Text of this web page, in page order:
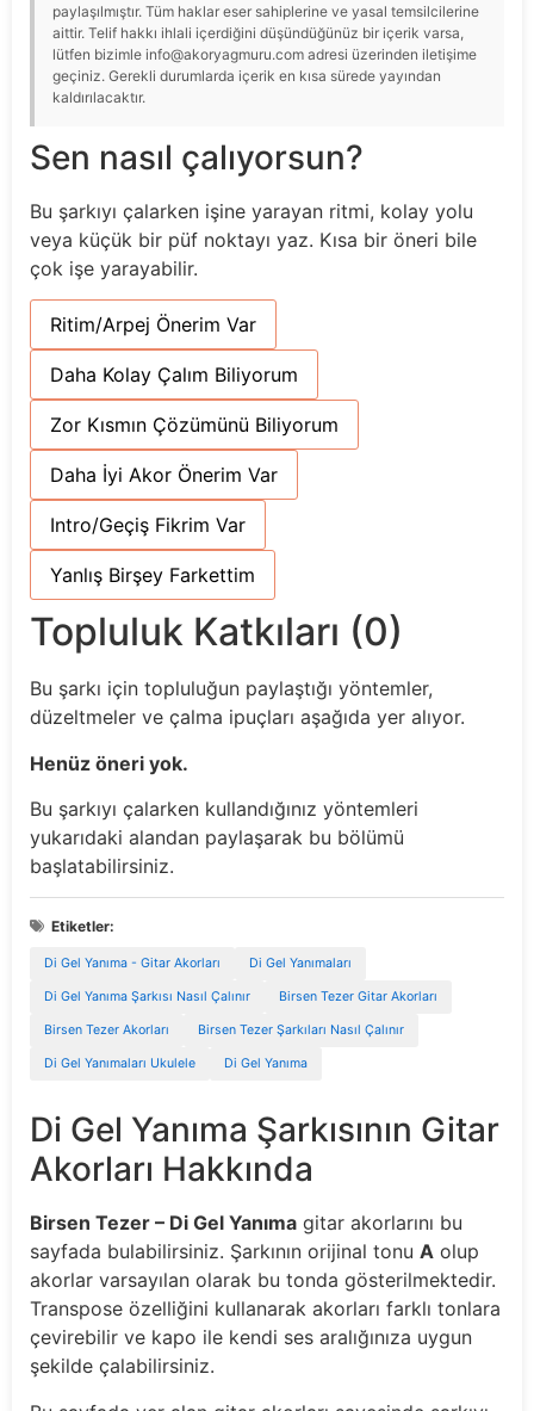
paylaşılmıştır. Tüm haklar eser sahiplerine ve yasal temsilcilerine
aittir. Telif hakkı ihlali içerdiğini düşündüğünüz bir içerik varsa,
lütfen bizimle info@akoryagmuru.com adresi üzerinden iletişime
geçiniz. Gerekli durumlarda içerik en kısa sürede yayından
kaldırılacaktır.
Sen nasıl çalıyorsun?
Bu şarkıyı çalarken işine yarayan ritmi, kolay yolu
veya küçük bir püf noktayı yaz. Kısa bir öneri bile
çok işe yarayabilir.
Ritim/Arpej Önerim Var
Daha Kolay Çalım Biliyorum
Zor Kısmın Çözümünü Biliyorum
Daha İyi Akor Önerim Var
Intro/Geçiş Fikrim Var
Yanlış Birşey Farkettim
Topluluk Katkıları (0)
Bu şarkı için topluluğun paylaştığı yöntemler,
düzeltmeler ve çalma ipuçları aşağıda yer alıyor.
Henüz öneri yok.
Bu şarkıyı çalarken kullandığınız yöntemleri
yukarıdaki alandan paylaşarak bu bölümü
başlatabilirsiniz.
Etiketler:
Di Gel Yanıma - Gitar Akorları Di Gel Yanımaları
Di Gel Yanıma Şarkısı Nasıl Çalınır Birsen Tezer Gitar Akorları
Birsen Tezer Akorları Birsen Tezer Şarkıları Nasıl Çalınır
Di Gel Yanımaları Ukulele Di Gel Yanıma
Di Gel Yanıma Şarkısının Gitar
Akorları Hakkında
Birsen Tezer – Di Gel Yanıma gitar akorlarını bu
sayfada bulabilirsiniz. Şarkının orijinal tonu A olup
akorlar varsayılan olarak bu tonda gösterilmektedir.
Transpose özelliğini kullanarak akorları farklı tonlara
çevirebilir ve kapo ile kendi ses aralığınıza uygun
şekilde çalabilirsiniz.